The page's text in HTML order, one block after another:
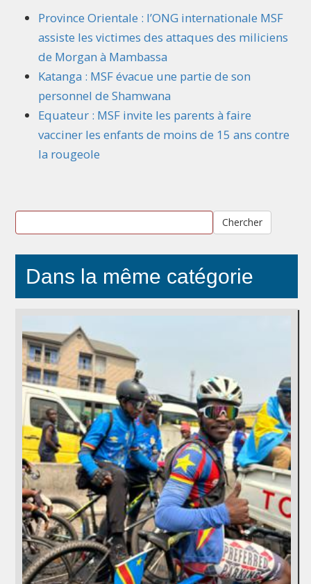
Province Orientale : l’ONG internationale MSF
assiste les victimes des attaques des miliciens
de Morgan à Mambassa
Katanga : MSF évacue une partie de son
personnel de Shamwana
Equateur : MSF invite les parents à faire
vacciner les enfants de moins de 15 ans contre
la rougeole
Chercher
Dans la même catégorie